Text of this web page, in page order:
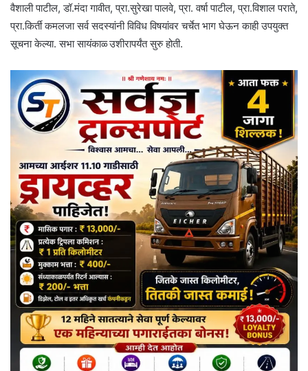
वैशाली पाटील, डॉ.मंदा गावीत, प्रा.सुरेखा पालवे, प्रा. वर्षा पाटील, प्रा.विशाल पराते,
प्रा.किर्ती कमलजा सर्व सदस्यांनी विविध विषयांवर चर्चेत भाग घेऊन काही उपयुक्त
सूचना केल्या. सभा सायंकाळ्‍ उशीरापर्यंत सुरु होती.